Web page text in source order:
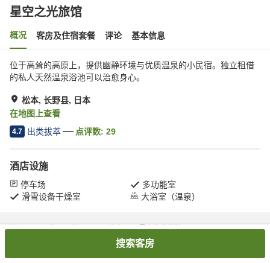
星空之光旅馆
概况 客房及住宿套餐 评论 基本信息
位于高耸的高原上，提供幽静环境与优质温泉的小民宿。独立租借
的私人天然温泉浴池可以治愈身心。
松本, 长野县, 日本
在地图上查看
4.7 出类拔萃 点评数: 29
酒店设施
停车场
多功能室
滑雪设备干燥室
大浴室（温泉）
首页 日本 长野县 松本 星空之光旅馆
搜索客房